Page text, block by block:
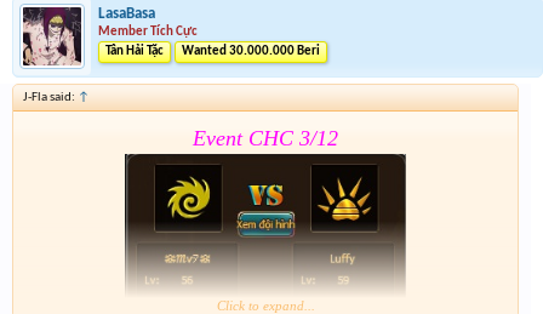
LasaBasa
Member Tích Cực
Tân Hải Tặc
Wanted 30.000.000 Beri
J-Fla said: ↑
Event CHC 3/12
Click to expand...